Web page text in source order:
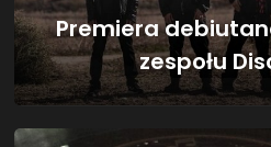
Premiera
zespołu